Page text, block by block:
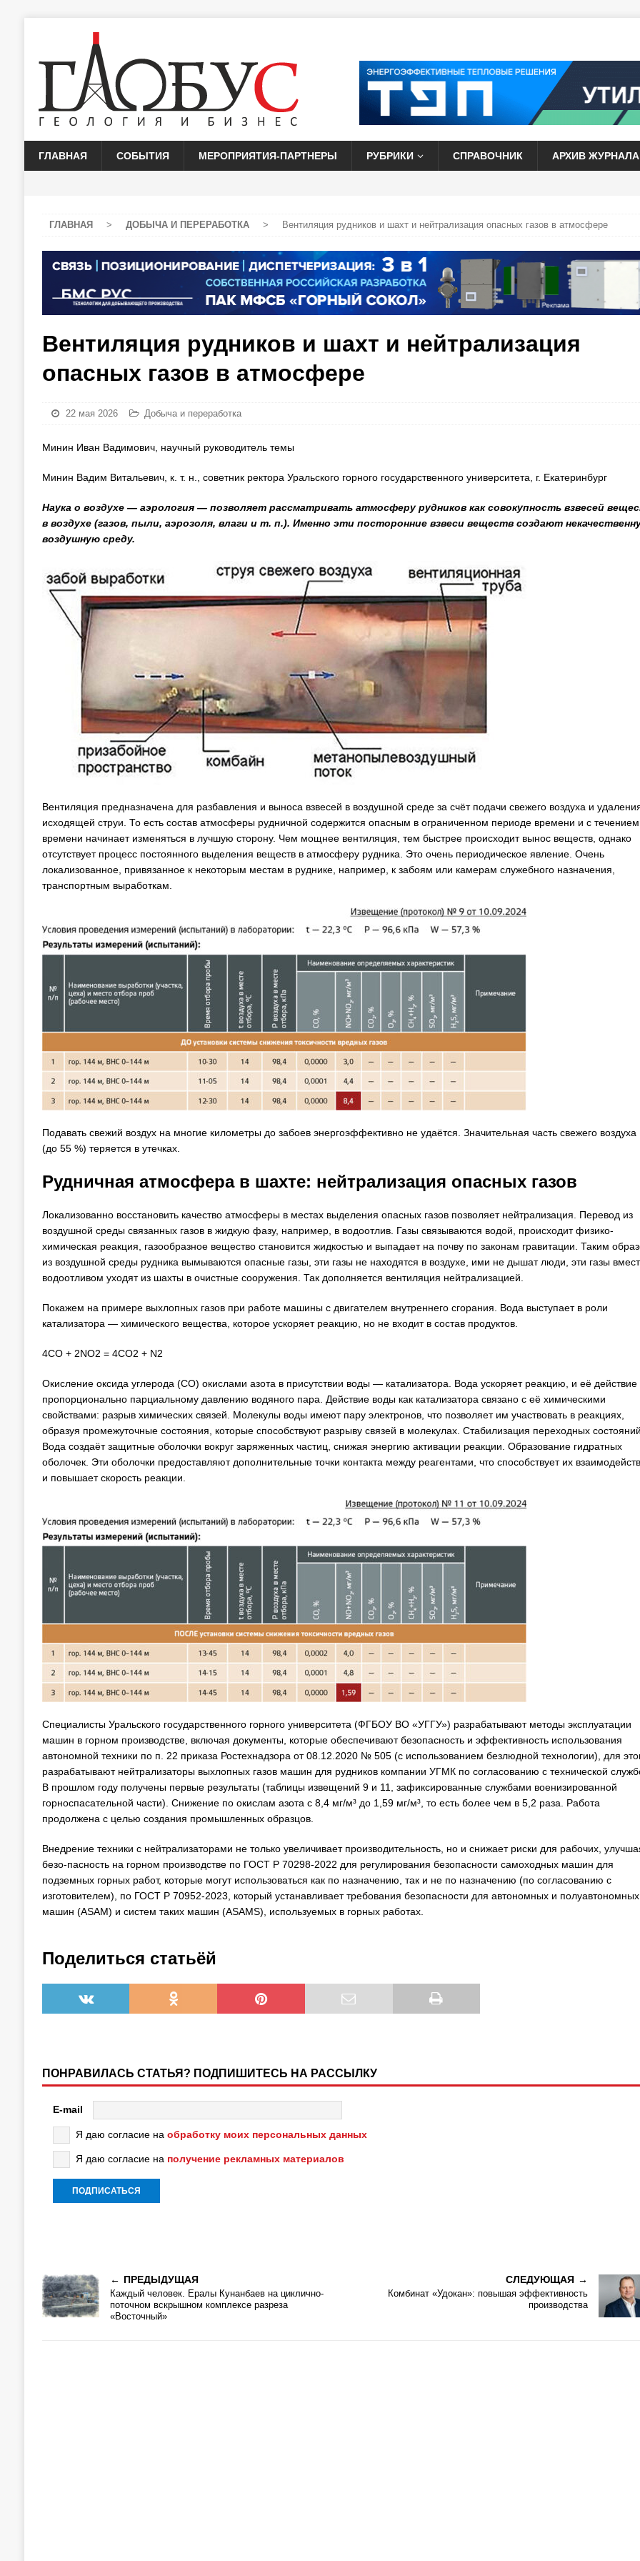
ГЛАВНАЯ СОБЫТИЯ МЕРОПРИЯТИЯ-ПАРТНЕРЫ РУБРИКИ СПРАВОЧНИК АРХИВ ЖУРНАЛА
ГЛАВНАЯ > ДОБЫЧА И ПЕРЕРАБОТКА > Вентиляция рудников и шахт и нейтрализация опасных газов в атмосфере
Вентиляция рудников и шахт и нейтрализация
опасных газов в атмосфере
22 мая 2026 Добыча и переработка
Минин Иван Вадимович, научный руководитель темы
Минин Вадим Витальевич, к. т. н., советник ректора Уральского горного государственного университета, г. Екатеринбург
Наука о воздухе — аэрология — позволяет рассматривать атмосферу рудников как совокупность взвесей
в воздухе (газов, пыли, аэрозоля, влаги и т. п.). Именно эти посторонние взвеси веществ создают
воздушную среду.
Вентиляция предназначена для разбавления и выноса взвесей в воздушной среде за счёт подачи свежего воздуха и
исходящей струи. То есть состав атмосферы рудничной содержится опасным в ограниченном периоде времени и с течением
времени начинает изменяться в лучшую сторону. Чем мощнее вентиляция, тем быстрее происходит вынос веществ, однако
отсутствует процесс постоянного выделения веществ в атмосферу рудника. Это очень периодическое явление. Очень
локализованное, привязанное к некоторым местам в руднике, например, к забоям или камерам служебного назначения,
транспортным выработкам.
Подавать свежий воздух на многие километры до забоев энергоэффективно не удаётся. Значительная часть свежего воздуха
(до 55 %) теряется в утечках.
Рудничная атмосфера в шахте: нейтрализация опасных газов
Локализованно восстановить качество атмосферы в местах выделения опасных газов позволяет нейтрализация. Перевод из
воздушной среды связанных газов в жидкую фазу, например, в водоотлив. Газы связываются водой, происходит физико-
химическая реакция, газообразное вещество становится жидкостью и выпадает на почву по законам гравитации. Таким
из воздушной среды рудника вымываются опасные газы, эти газы не находятся в воздухе, ими не дышат люди, эти газы
водоотливом уходят из шахты в очистные сооружения. Так дополняется вентиляция нейтрализацией.
Покажем на примере выхлопных газов при работе машины с двигателем внутреннего сгорания. Вода выступает в роли
катализатора — химического вещества, которое ускоряет реакцию, но не входит в состав продуктов.
4СО + 2NO2 = 4CO2 + N2
Окисление оксида углерода (CO) окислами азота в присутствии воды — катализатора. Вода ускоряет реакцию, и её действие
пропорционально парциальному давлению водяного пара. Действие воды как катализатора связано с её химическими
свойствами: разрыв химических связей. Молекулы воды имеют пару электронов, что позволяет им участвовать в реакциях,
образуя промежуточные состояния, которые способствуют разрыву связей в молекулах. Стабилизация переходных
Вода создаёт защитные оболочки вокруг заряженных частиц, снижая энергию активации реакции. Образование гидратных
оболочек. Эти оболочки предоставляют дополнительные точки контакта между реагентами, что способствует их
и повышает скорость реакции.
Специалисты Уральского государственного горного университета (ФГБОУ ВО «УГГУ») разрабатывают методы эксплуатации
машин в горном производстве, включая документы, которые обеспечивают безопасность и эффективность использования
автономной техники по п. 22 приказа Ростехнадзора от 08.12.2020 № 505 (с использованием безлюдной технологии), для
разрабатывают нейтрализаторы выхлопных газов машин для рудников компании УГМК по согласованию с технической
В прошлом году получены первые результаты (таблицы извещений 9 и 11, зафиксированные службами военизированной
горноспасательной части). Снижение по окислам азота с 8,4 мг/м³ до 1,59 мг/м³, то есть более чем в 5,2 раза. Работа
продолжена с целью создания промышленных образцов.
Внедрение техники с нейтрализаторами не только увеличивает производительность, но и снижает риски для рабочих,
безо-пасность на горном производстве по ГОСТ Р 70298-2022 для регулирования безопасности самоходных машин для
подземных горных работ, которые могут использоваться как по назначению, так и не по назначению (по согласованию с
изготовителем), по ГОСТ Р 70952-2023, который устанавливает требования безопасности для автономных и полуавтономных
машин (ASAM) и систем таких машин (ASAMS), используемых в горных работах.
Поделиться статьёй
ПОНРАВИЛАСЬ СТАТЬЯ? ПОДПИШИТЕСЬ НА РАССЫЛКУ
E-mail
Я даю согласие на обработку моих персональных данных
Я даю согласие на получение рекламных материалов
ПРЕДЫДУЩАЯ
Каждый человек. Ералы Кунанбаев на циклично-
поточном вскрышном комплексе разреза
«Восточный»
СЛЕДУЮЩАЯ
Комбинат «Удокан»: повышая эффективность
производства